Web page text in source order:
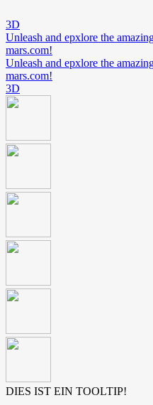
3D
Unleash and epxlore the
mars.com!
Unleash and epxlore the
mars.com!
3D
DIES IST EIN TOOLTIP!